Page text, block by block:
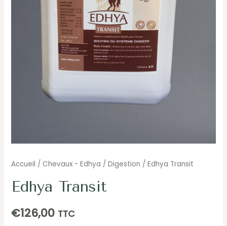
Accueil / Chevaux - Edhya /Digestion / Edhya Transit
Edhya Transit
€126,00 TTC